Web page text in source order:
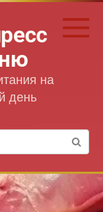
на
день